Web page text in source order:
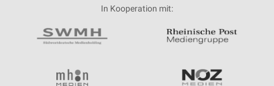
In Kooperation mit: